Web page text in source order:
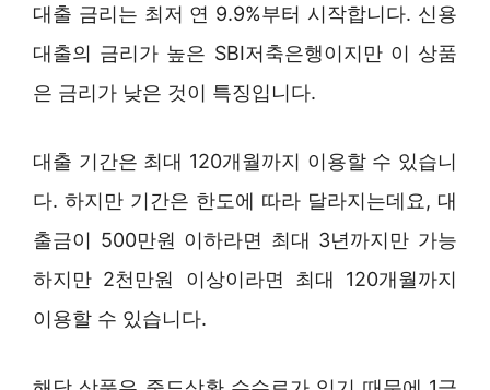
대출 금리는 최저 연 9.9%부터 시작합니다. 신용
대출의 금리가 높은 SBI저축은행이지만 이 상품
은 금리가 낮은 것이 특징입니다.
대출 기간은 최대 120개월까지 이용할 수 있습니
다. 하지만 기간은 한도에 따라 달라지는데요, 대
출금이 500만원 이하라면 최대 3년까지만 가능
하지만 2천만원 이상이라면 최대 120개월까지
이용할 수 있습니다.